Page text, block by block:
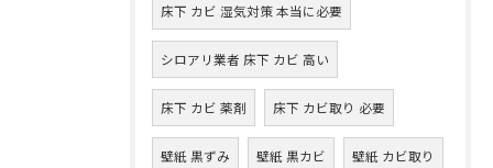
床下 カビ 湿気対策 本当に必要
シロアリ業者 床下 カビ 高い
床下 カビ 薬剤 床下 カビ取り 必要
壁紙 黒ずみ 壁紙 黒カビ 壁紙 カビ取り